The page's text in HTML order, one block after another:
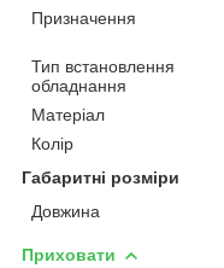
Призначення
Тип встановлення
обладнання
Матеріал
Колір
Габаритні розміри
Довжина
Приховати